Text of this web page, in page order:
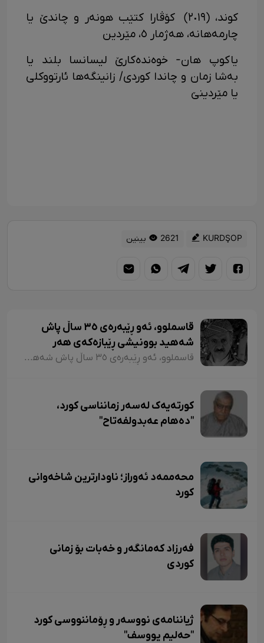
کوند، (٢٠١٩) کۆڤارا کتێب هونەر و چاندێ یا
چارمەهانە، هەژمار ٥، مێردین
یاکوپ هان- خوەندەکارێ لیسانسا بلند یا
بەشا زمان و چاندا کوردی/ زانینگەها ئارتووکلی
یا مێردینێ
KURDŞOP 2621 بینین
قاسملوو، ئەو ڕێبەرەی ٣٥ ساڵ پاش
شەهید بوونیشی ڕێبازەکەی هەر
زیندووە
قاسملوو، ئەو ڕێبەرەی ٣٥ ساڵ پاش شەهید بوونیشی ڕێبازەکەی هەر زیندووە
کورتەیەک لەسەر زمانناسی کورد،
"دەهام عەبدولفەتاح"
محەممەد ئەوراز؛ ناودارترین شاخەوانی
کورد
فەرزاد کەمانگەر و خەبات بۆ زمانی
کوردی
ژیاننامەی نووسەر و ڕۆماننووسی کورد
"حەلیم یووسف"